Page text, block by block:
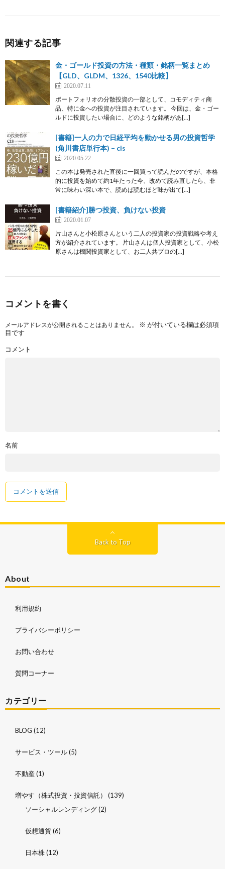
関連する記事
金・ゴールド投資の方法・種類・銘柄一覧まとめ
【GLD、GLDM、1326、1540比較】
2020.07.11
ポートフォリオの分散投資の一部として、コモディティ商
品、特に金への投資が注目されています。 今回は、金・ゴー
ルドに投資したい場合に、どのような銘柄があ[…]
[書籍]一人の力で日経平均を動かせる男の投資哲学
(角川書店単行本) – cis
2020.05.22
この本は発売された直後に一回買って読んだのですが、本格
的に投資を始めて約1年たった今、改めて読み直したら、非
常に味わい深い本で、読めば読むほど味が出て[…]
[書籍紹介]勝つ投資、負けない投資
2020.01.07
片山さんと小松原さんという二人の投資家の投資戦略や考え
方が紹介されています。 片山さんは個人投資家として、小松
原さんは機関投資家として、お二人共プロの[…]
コメントを書く
メールアドレスが公開されることはありません。 ※ が付いている欄は必須項
目です
コメント
名前
Back to Top
About
利用規約
プライバシーポリシー
お問い合わせ
質問コーナー
カテゴリー
BLOG (12)
サービス・ツール(5)
不動産(1)
増やす（株式投資・投資信託）
(139)
ソーシャルレンディング(2)
仮想通貨(6)
日本株(12)